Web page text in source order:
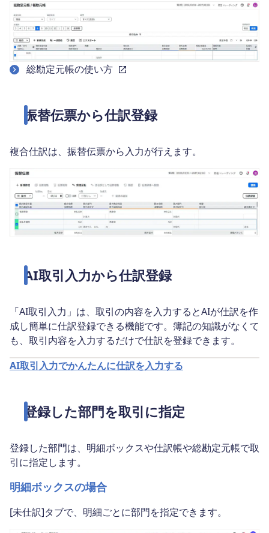
総勘定元帳の使い方
振替伝票から仕訳登録
複合仕訳は、振替伝票から入力が行えます。
AI取引入力から仕訳登録
「AI取引入力」は、取引の内容を入力するとAIが仕訳を作
成し簡単に仕訳登録できる機能です。簿記の知識がなくて
も、取引内容を入力するだけで仕訳を登録できます。
AI取引入力でかんたんに仕訳を入力する
登録した部門を取引に指定
登録した部門は、明細ボックスや仕訳帳や総勘定元帳で取
引に指定します。
明細ボックスの場合
[未仕訳]タブで、明細ごとに部門を指定できます。